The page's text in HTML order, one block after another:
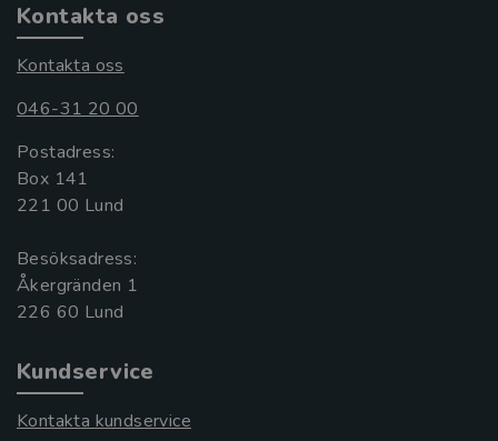
Kontakta oss
Kontakta oss
046-31 20 00
Postadress:
Box 141
221 00 Lund
Besöksadress:
Åkergränden 1
Kundservice
Kontakta kundservice